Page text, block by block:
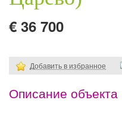
€ 36 700
Добавить в избранное
Описание объекта